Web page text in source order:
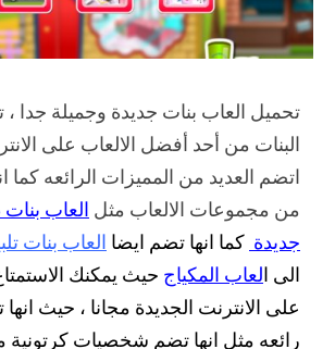
تحميل العاب بنات جديدة وجميلة جدا ،
البنات من أحد أفضل الالعاب على
اتضم العديد من المميزات الرائعه كما
من مجموعات الالعاب مثل العاب
جديدة كما انها تضم ايضا العاب بنات
الى العاب المكياج حيث يمكنك
على الانترنت الجديدة مجانا ، حيث
رائعه مثل انها تضم شخصيات كرتونية